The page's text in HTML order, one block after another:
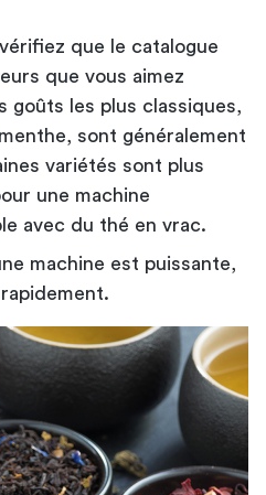
que le catalogue
que vous aimez
goûts les plus classiques,
sont généralement
variétés sont plus
une machine
avec du thé en vrac.
machine est puissante,